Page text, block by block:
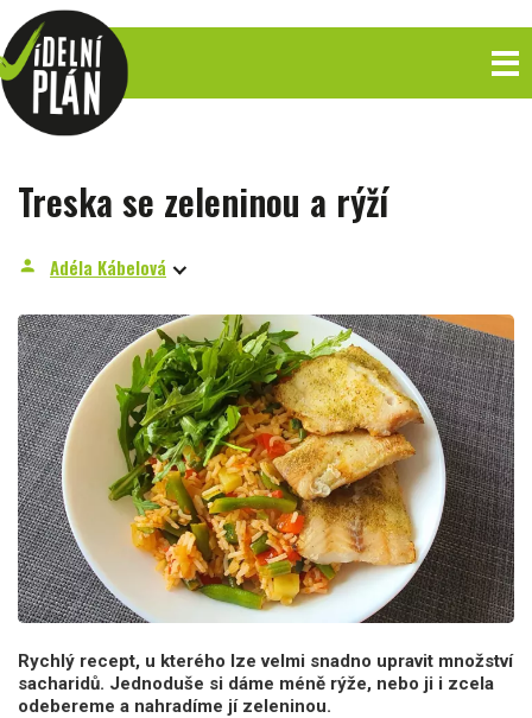
Treska se zeleninou a rýží
person Adéla Kábelová
Rychlý recept, u kterého lze velmi snadno upravit množství
sacharidů. Jednoduše si dáme méně rýže, nebo ji i zcela
odebereme a nahradíme jí zeleninou.